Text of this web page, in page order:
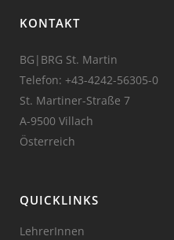
KONTAKT
BG|BRG St. Martin
Telefon: +43-4242-56305-0
St. Martiner-Straße 7
A-9500 Villach
Österreich
QUICKLINKS
LehrerInnen